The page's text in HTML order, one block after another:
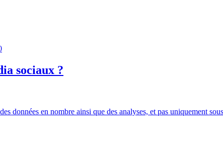
sociaux ?
données en nombre ainsi que des analyses, et pas uniquement